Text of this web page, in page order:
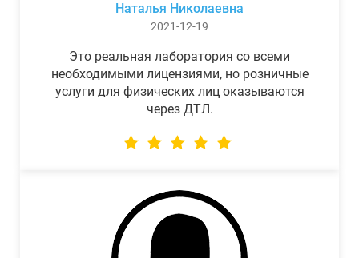
Наталья Николаевна
2021-12-19
Это реальная лаборатория со всеми
необходимыми лицензиями, но розничные
услуги для физических лиц оказываются
через ДТЛ.